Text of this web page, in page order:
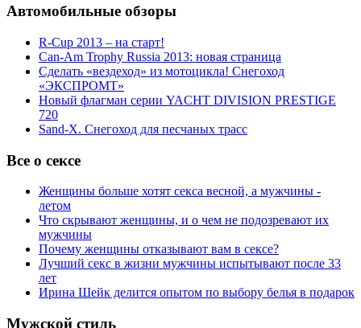
Автомобильные обзоры
R-Cup 2013 – на старт!
Can-Am Trophy Russia 2013: новая страница
Сделать «вездеход» из мотоцикла! Снегоход
«ЭКСПРОМТ»
Новый флагман серии YACHT DIVISION PRESTIGE
720
Sand-X. Снегоход для песчаных трасс
Все о сексе
Женщины больше хотят секса весной, а мужчины -
летом
Что скрывают женщины, и о чем не подозревают их
мужчины
Почему женщины отказывают вам в сексе?
Лучший секс в жизни мужчины испытывают после 33
лет
Ирина Шейк делится опытом по выбору белья в подарок
Мужской стиль